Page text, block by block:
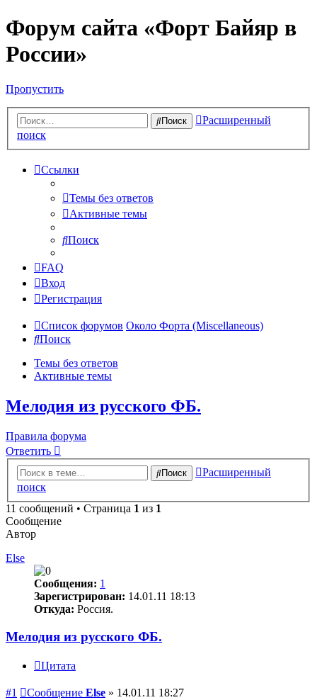
Форум сайта «Форт Байяр в
России»
Пропустить
Поиск
Расширенный
поиск
Ссылки
Темы без ответов
Активные темы
Поиск
FAQ
Вход
Регистрация
Список форумов Около Форта (Miscellaneous)
Поиск
Темы без ответов
Активные темы
Мелодия из русского ФБ.
Правила форума
Ответить
Поиск
Расширенный
поиск
11 сообщений • Страница 1 из 1
Сообщение
Автор
Else
Сообщения: 1
Зарегистрирован: 14.01.11 18:13
Откуда: Россия.
Мелодия из русского ФБ.
Цитата
#1 Сообщение Else » 14.01.11 18:27